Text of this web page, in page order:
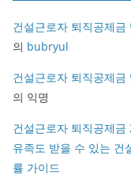
건설근로자 퇴직공제
의 bubryul
건설근로자 퇴직공제
의 익명
건설근로자 퇴직공제
유족도 받을 수 있는 건
률 가이드